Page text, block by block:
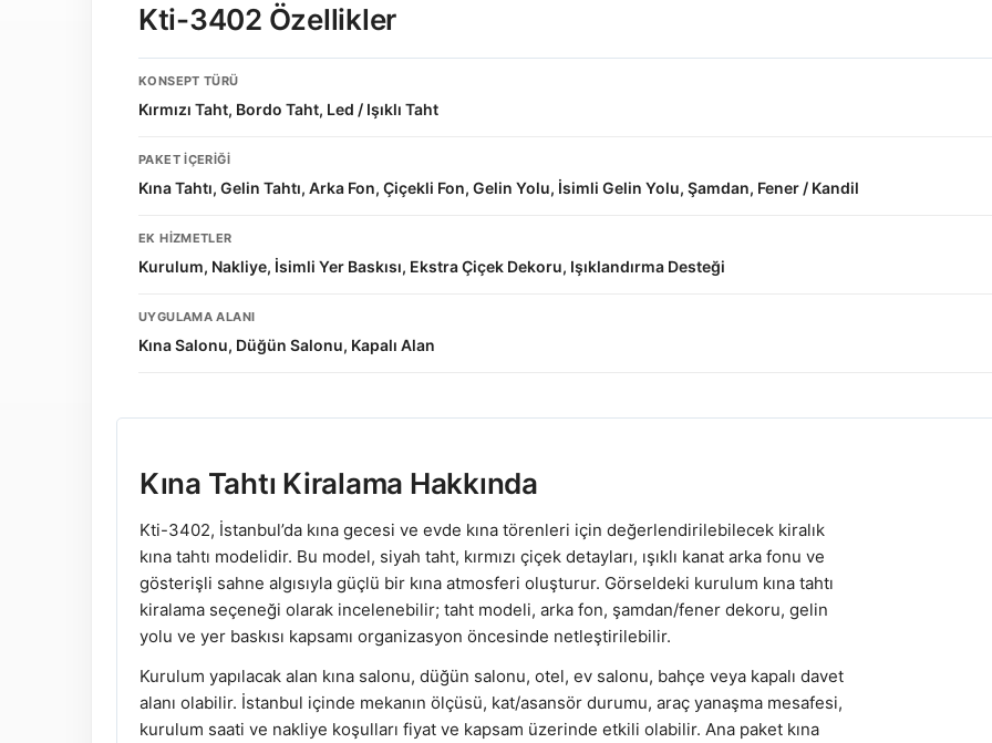
Kti-3402 Özellikler
KONSEPT TÜRÜ
Kırmızı Taht, Bordo Taht, Led / Işıklı Taht
PAKET İÇERIĞI
Kına Tahtı, Gelin Tahtı, Arka Fon, Çiçekli Fon, Gelin Yolu, İsimli Gelin Yolu, Şamdan, Fener / Kandil
EK HIZMETLER
Kurulum, Nakliye, İsimli Yer Baskısı, Ekstra Çiçek Dekoru, Işıklandırma Desteği
UYGULAMA ALANI
Kına Salonu, Düğün Salonu, Kapalı Alan
Kına Tahtı Kiralama Hakkında
Kti-3402, İstanbul’da kına gecesi ve evde kına törenleri için değerlendirilebilecek kiralık
kına tahtı modelidir. Bu model, siyah taht, kırmızı çiçek detayları, ışıklı kanat arka fonu ve
gösterişli sahne algısıyla güçlü bir kına atmosferi oluşturur. Görseldeki kurulum kına tahtı
kiralama seçeneği olarak incelenebilir; taht modeli, arka fon, şamdan/fener dekoru, gelin
yolu ve yer baskısı kapsamı organizasyon öncesinde netleştirilebilir.
Kurulum yapılacak alan kına salonu, düğün salonu, otel, ev salonu, bahçe veya kapalı davet
alanı olabilir. İstanbul içinde mekanın ölçüsü, kat/asansör durumu, araç yanaşma mesafesi,
kurulum saati ve nakliye koşulları fiyat ve kapsam üzerinde etkili olabilir. Ana paket kına